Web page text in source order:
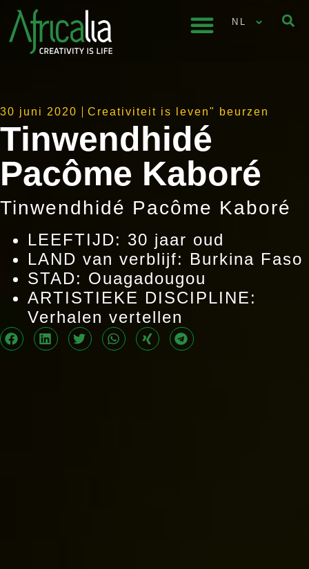
NL
30 juni 2020 Creativiteit is leven" beurzen
Tinwendhidé
Pacôme Kaboré
Tinwendhidé Pacôme Kaboré
LEEFTIJD: 30 jaar oud
LAND van verblijf: Burkina Faso
STAD: Ouagadougou
ARTISTIEKE DISCIPLINE:
Verhalen vertellen